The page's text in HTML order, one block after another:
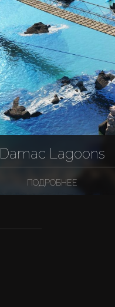
Damac Lagoons
ПОДРОБНЕЕ